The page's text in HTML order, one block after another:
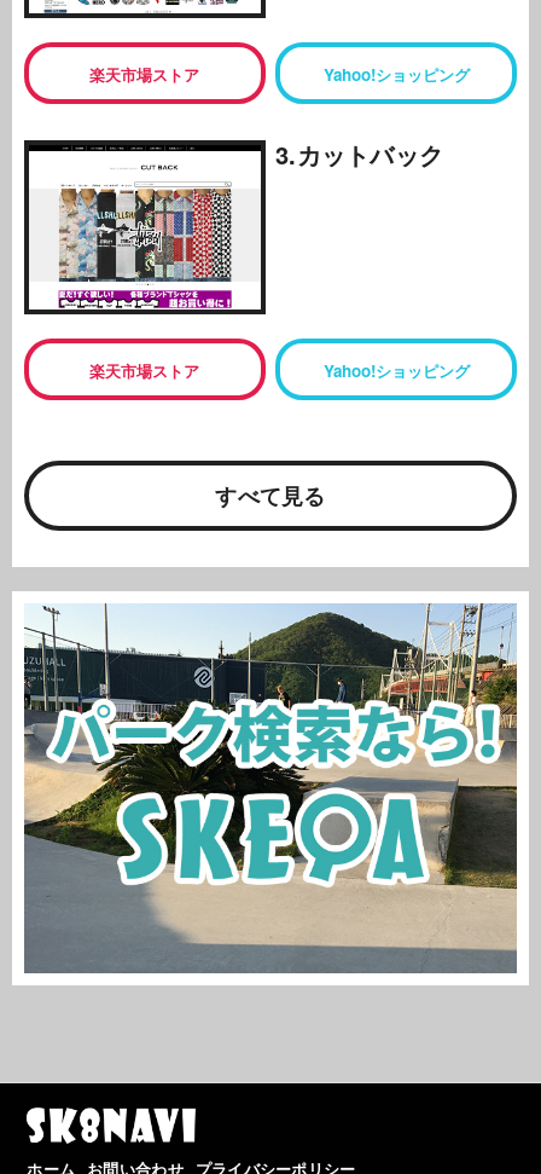
楽天市場ストア Yahoo!ショッピング
3.カットバック
楽天市場ストア Yahoo!ショッピング
すべて見る
ホーム お問い合わせ プライバシーポリシー